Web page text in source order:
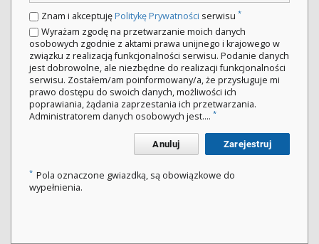
Znam i akceptujęPolitykę Prywatności serwisu *
Wyrażam zgodę na przetwarzanie moich danych
osobowych zgodnie z aktami prawa unijnego i krajowego w
związku z realizacją funkcjonalności serwisu. Podanie danych
jest dobrowolne, ale niezbędne do realizacji funkcjonalności
serwisu. Zostałem/am poinformowany/a, że przysługuje mi
prawo dostępu do swoich danych, możliwości ich
poprawiania, żądania zaprzestania ich przetwarzania.
Administratorem danych osobowych jest.... *
Anuluj Zarejestruj
* Pola oznaczone gwiazdką, są obowiązkowe do
wypełnienia.